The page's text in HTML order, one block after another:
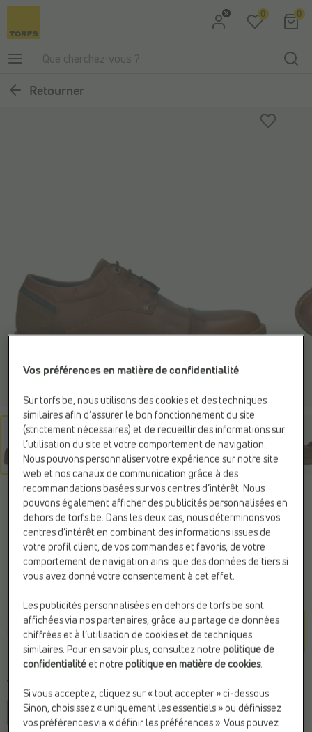
Aller au menu principal
0 0
Retourner
BULLBOXER
Chaussures classiques
cognac
89,95 €
Couleur
Cognac
Taille
41
Vos préférences en matière de confidentialité
Sur torfs.be, nous utilisons des cookies et des techniques
similaires afin d’assurer le bon fonctionnement du site
(strictement nécessaires) et de recueillir des informations sur
l’utilisation du site et votre comportement de navigation.
Nous pouvons personnaliser votre expérience sur notre site
web et nos canaux de communication grâce à des
recommandations basées sur vos centres d’intérêt. Nous
pouvons également afficher des publicités personnalisées en
dehors de torfs.be. Dans les deux cas, nous déterminons vos
centres d’intérêt en combinant des informations issues de
votre profil client, de vos commandes et favoris, de votre
comportement de navigation ainsi que des données de tiers si
vous avez donné votre consentement à cet effet.
Les publicités personnalisées en dehors de torfs.be sont
affichées via nos partenaires, grâce au partage de données
chiffrées et à l’utilisation de cookies et de techniques
similaires. Pour en savoir plus, consultez notrepolitique de
confidentialité et notrepolitique en matière de cookies.
Si vous acceptez, cliquez sur « tout accepter » ci-dessous.
Sinon, choisissez « uniquement les essentiels » ou définissez
vos préférences via « définir les préférences ». Vous pouvez